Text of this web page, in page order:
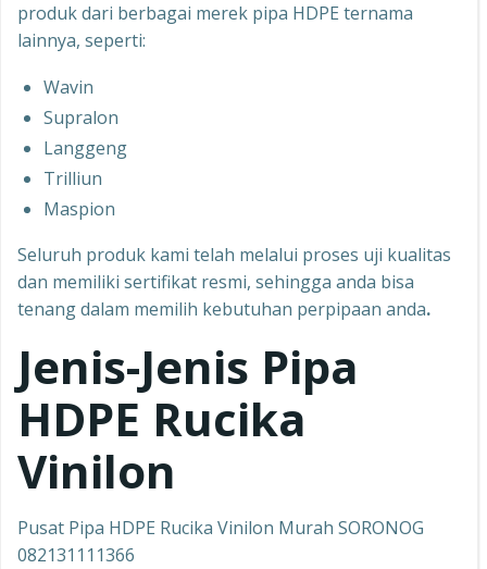
produk dari berbagai merek pipa HDPE ternama
lainnya, seperti:
Wavin
Supralon
Langgeng
Trilliun
Maspion
Seluruh produk kami telah melalui proses uji kualitas
dan memiliki sertifikat resmi, sehingga anda bisa
tenang dalam memilih kebutuhan perpipaan anda.
Jenis-Jenis Pipa
HDPE Rucika
Vinilon
Pusat Pipa HDPE Rucika Vinilon Murah SORONOG
082131111366